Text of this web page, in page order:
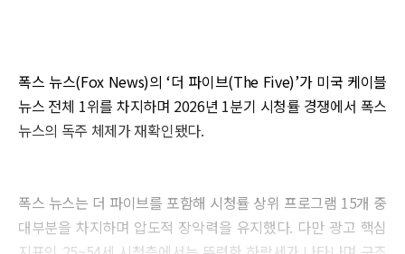
폭스 뉴스(Fox News)의 ‘더 파이브(The Five)’가 미국 케이블
뉴스 전체 1위를 차지하며 2026년 1분기 시청률 경쟁에서 폭스
뉴스의 독주 체제가 재확인됐다.
폭스 뉴스는 더 파이브를 포함해 시청률 상위 프로그램 15개 중
대부분을 차지하며 압도적 장악력을 유지했다. 다만 광고 핵심